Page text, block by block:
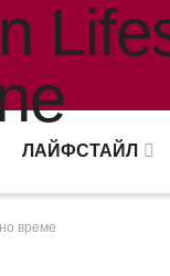
ЛАЙФСТАЙЛ
време